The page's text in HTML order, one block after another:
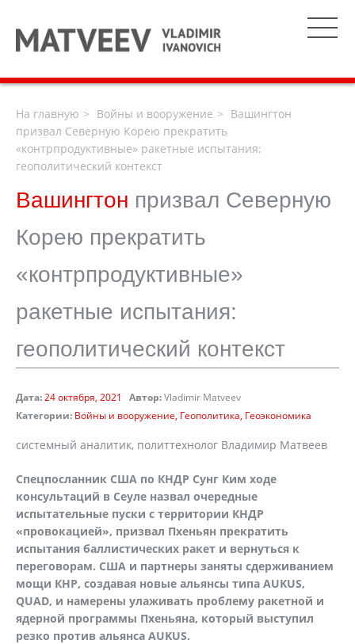
На главную Войны и вооружение
Вашингтон
призвал Северную Корею прекратить
«контрпродуктивные» ракетные испытания:
геополитический контекст
Вашингтон призвал Северную
Корею прекратить
«контрпродуктивные»
ракетные испытания:
геополитический контекст
Дата:24 октября, 2021 Автор:Vladimir Matveev
Категории: Войны и вооружение Геополитика Геоэкономика
системный аналитик, политтехнолог Владимир Матвеев
Спецпосланник США по КНДР Сунг Ким ходе
консультаций в Сеуле назвал очередные
испытательные пуски c территории КНДР
«провокацией», призвал Пхеньян прекратить
испытания баллистических ракет и вернуться к
переговорам. США и партнеры заняты сдерживанием
мощи КНР, создавая новые альянсы типа AUKUS,
QUAD, и намерены улаживать проблему ракетной и
ядерной программы Пхеньяна, который выступил
резко против альянса AUKUS.